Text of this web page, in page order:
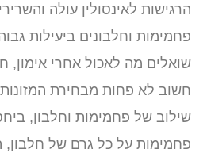
הרגישות לאינסולין עולה
פחמימות וחלבונים ביעילות
שואלים מה לאכול אחרי אימון,
חשוב לא פחות מבחירת המזונות
פחמימות על כל גרם של חלבון,